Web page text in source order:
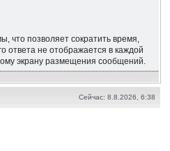
что позволяет сократить время,
ответа не отображается в каждой
экрану размещения сообщений.
Сейчас: 8.8.2026, 6:38